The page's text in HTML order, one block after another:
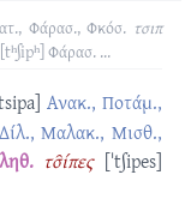
Φάρασ., Φκόσ. τσιπ
[tʰʃipʰ] Φάρασ. ...
Ανακ., Ποτάμ.,
Μαλακ., Μισθ.,
τσ̑ίπες [ˈtʃipes]